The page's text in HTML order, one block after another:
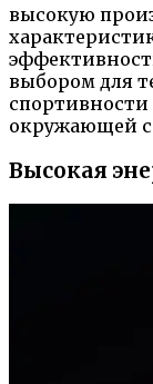
высокую
выбором для
спортивности
окружающей
Высокая